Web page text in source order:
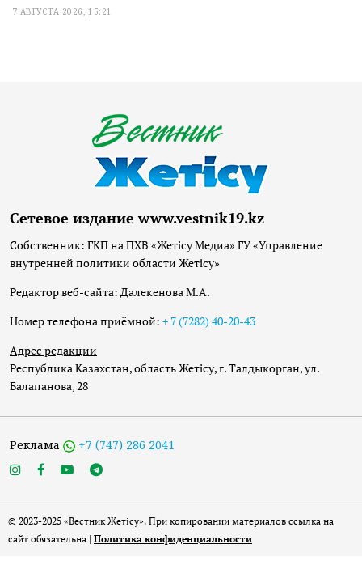
7 АВГУСТА 2026, 15:21
Сетевое издание www.vestnik19.kz
Собственник: ГКП на ПХВ «Жетісу Медиа» ГУ «Управление
внутренней политики области Жетісу»
Редактор веб-сайта: Далекенова М.А.
Номер телефона приёмной: + 7 (7282) 40-20-43
Адрес редакции
Республика Казахстан, область Жетісу, г. Талдыкорган, ул.
Балапанова, 28
Реклама +7 (747) 286 2041
© 2023-2025 «Вестник Жетісу». При копировании материалов ссылка на
сайт обязательна | Политика конфиденциальности